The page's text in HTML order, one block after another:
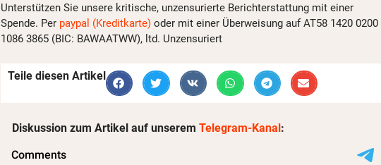
Unterstützen Sie unsere kritische, unzensurierte Berichterstattung mit einer
Spende. Per paypal (Kreditkarte) oder mit einer Überweisung auf AT58 1420 0200
1086 3865 (BIC: BAWAATWW), ltd. Unzensuriert
Teile diesen Artikel
Diskussion zum Artikel auf unserem Telegram-Kanal: